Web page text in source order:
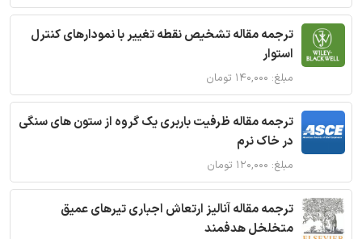
ترجمه مقاله تشخیص نقطه تغییر با نمودارهای کنترل
استوار
مبلغ: ۱۴۰,۰۰۰ تومان
ترجمه مقاله ظرفیت باربری یک گروه از ستون های سنگی
در خاک نرم
مبلغ: ۱۲۰,۰۰۰ تومان
ترجمه مقاله آنالیز ارتعاش اجباری تیرهای عمیق
متخلخل هدفمند